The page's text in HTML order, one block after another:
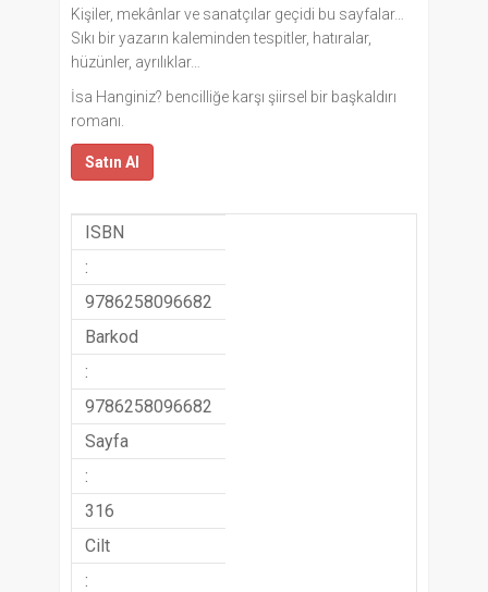
Kişiler, mekânlar ve sanatçılar geçidi bu sayfalar…
Sıkı bir yazarın kaleminden tespitler, hatıralar,
hüzünler, ayrılıklar…
İsa Hanginiz? bencilliğe karşı şiirsel bir başkaldırı
romanı.
Satın Al
ISBN
:
9786258096682
Barkod
:
9786258096682
Sayfa
:
316
Cilt
: